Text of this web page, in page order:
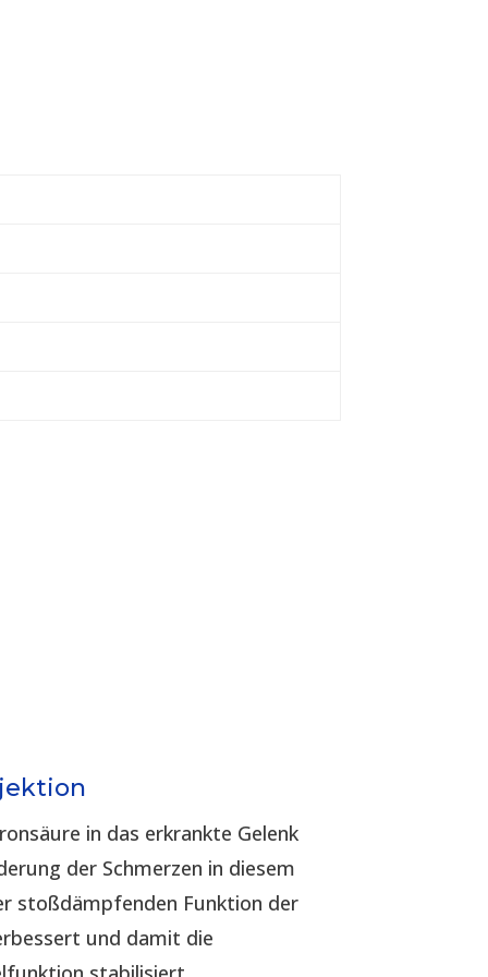
in das erkrankte Gelenk
der Schmerzen in diesem
stoßdämpfenden Funktion der
und damit die